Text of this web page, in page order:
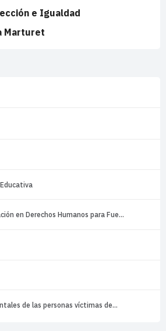
e Igualdad
Marturet
en Derechos Humanos para Fue...
de las personas víctimas de...